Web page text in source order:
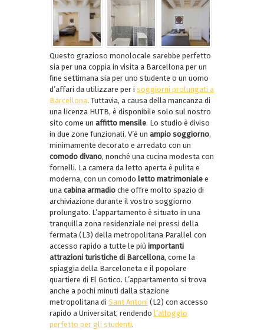
Questo grazioso monolocale sarebbe perfetto
sia per una coppia in visita a Barcellona per un
fine settimana sia per uno studente o un uomo
d’affari da utilizzare per i soggiorni prolungati a
Barcellona. Tuttavia, a causa della mancanza di
una licenza HUTB, è disponibile solo sul nostro
sito come un affitto mensile. Lo studio è diviso
in due zone funzionali. V’è un ampio soggiorno,
minimamente decorato e arredato con un
comodo divano, nonché una cucina modesta con
fornelli. La camera da letto aperta è pulita e
moderna, con un comodo letto matrimoniale e
una cabina armadio che offre molto spazio di
archiviazione durante il vostro soggiorno
prolungato. L’appartamento è situato in una
tranquilla zona residenziale nei pressi della
fermata (L3) della metropolitana Parallel con
accesso rapido a tutte le più importanti
attrazioni turistiche di Barcellona, come la
spiaggia della Barceloneta e il popolare
quartiere di El Gotico. L’appartamento si trova
anche a pochi minuti dalla stazione
metropolitana di Sant Antoni (L2) con accesso
rapido a Universitat, rendendo l’alloggio
perfetto per gli studenti.